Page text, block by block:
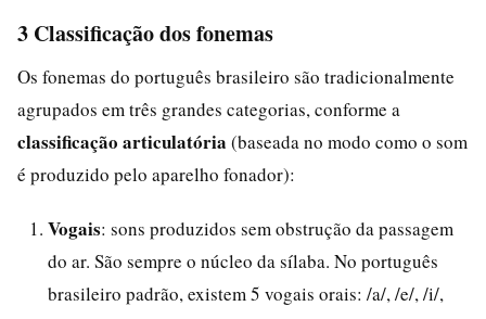
3 Classificação dos fonemas
Os fonemas do português brasileiro são tradicionalmente
agrupados em três grandes categorias, conforme a
classificação articulatória (baseada no modo como o som
é produzido pelo aparelho fonador):
Vogais: sons produzidos sem obstrução da passagem
do ar. São sempre o núcleo da sílaba. No português
brasileiro padrão, existem 5 vogais orais: /a/, /e/, /i/,